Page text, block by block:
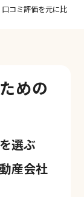
コミ評価を元に比
めの
選ぶ
産会社